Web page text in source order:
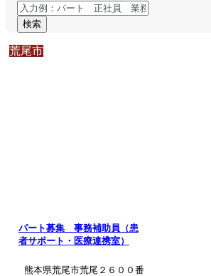
検索
荒尾市
パート募集 事務補助員（患
者サポート・医療連携室）
熊本県荒尾市荒尾２６００番